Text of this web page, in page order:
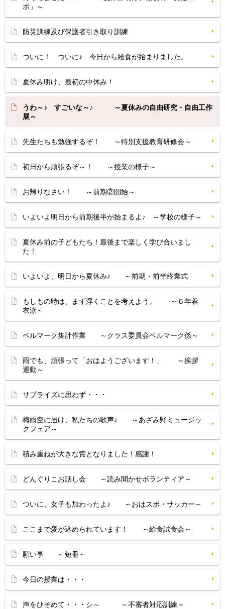
ポ」～
防災訓練及び保護者引き取り訓練
ついに！ ついに♪ 今日から給食が始まりました。
夏休み明け、最初の中休み！
うわ～♪ すごいな～♪ ～夏休みの自由研究・自由工作
展～
先生たちも勉強するぞ！ ～特別支援教育研修会～
初日から頑張るぞ～！ ～授業の様子～
お帰りなさい！ ～前期②開始～
いよいよ明日から前期後半が始まるよ♪ ～学校の様子～
夏休み前の子どもたち！最後まで楽しく学び合いまし
た！
いよいよ、明日から夏休み♪ ～前期・前半終業式
もしもの時は、まず浮くことを考えよう。 ～６年着
衣泳～
ベルマーク集計作業 ～クラス委員会ベルマーク係～
雨でも、頑張って「おはようございます！」 ～挨拶
運動～
サプライズに思わず・・・
梅雨空に届け、私たちの歌声♪ ～あざみ野ミュージッ
クフェア～
積み重ねが大きな賞となりました！感謝！
どんぐりこお話し会 ～読み聞かせボランティア～
ついに、女子も加わったよ♪ ～おはスポ・サッカー～
ここまで愛が込められています！ ～給食試食会～
願い事 ～短冊～
今日の授業は・・・
声をひそめて・・・シ～ ～不審者対応訓練～